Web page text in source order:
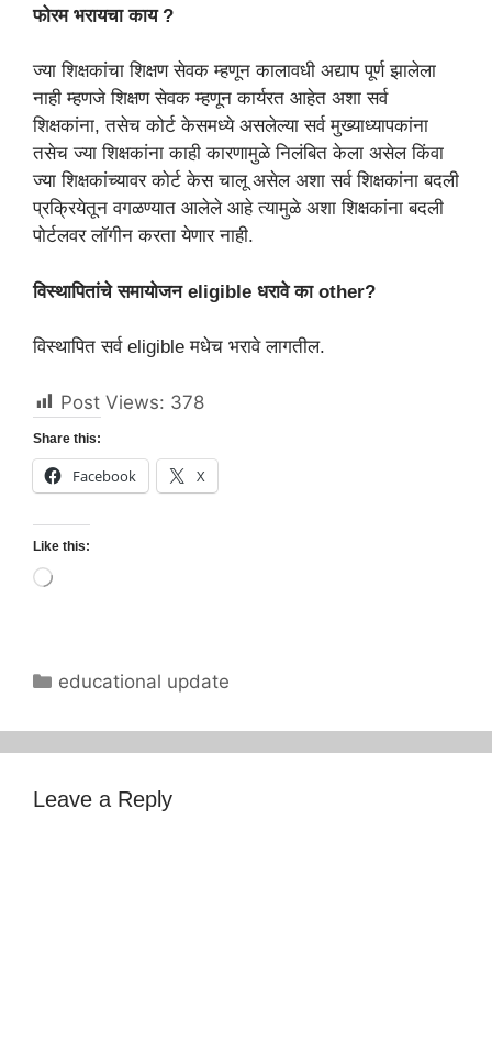
फोरम भरायचा काय ?
ज्या शिक्षकांचा शिक्षण सेवक म्हणून कालावधी अद्याप पूर्ण झालेला
नाही म्हणजे शिक्षण सेवक म्हणून कार्यरत आहेत अशा सर्व
शिक्षकांना, तसेच कोर्ट केसमध्ये असलेल्या सर्व मुख्याध्यापकांना
तसेच ज्या शिक्षकांना काही कारणामुळे निलंबित केला असेल किंवा
ज्या शिक्षकांच्यावर कोर्ट केस चालू असेल अशा सर्व शिक्षकांना बदली
प्रक्रियेतून वगळण्यात आलेले आहे त्यामुळे अशा शिक्षकांना बदली
पोर्टलवर लॉगीन करता येणार नाही.
विस्थापितांचे समायोजन eligible धरावे का other?
विस्थापित सर्व eligible मधेच भरावे लागतील.
Post Views: 378
Share this:
Facebook X
Like this:
Loading…
Categories
educational update
Leave a Reply